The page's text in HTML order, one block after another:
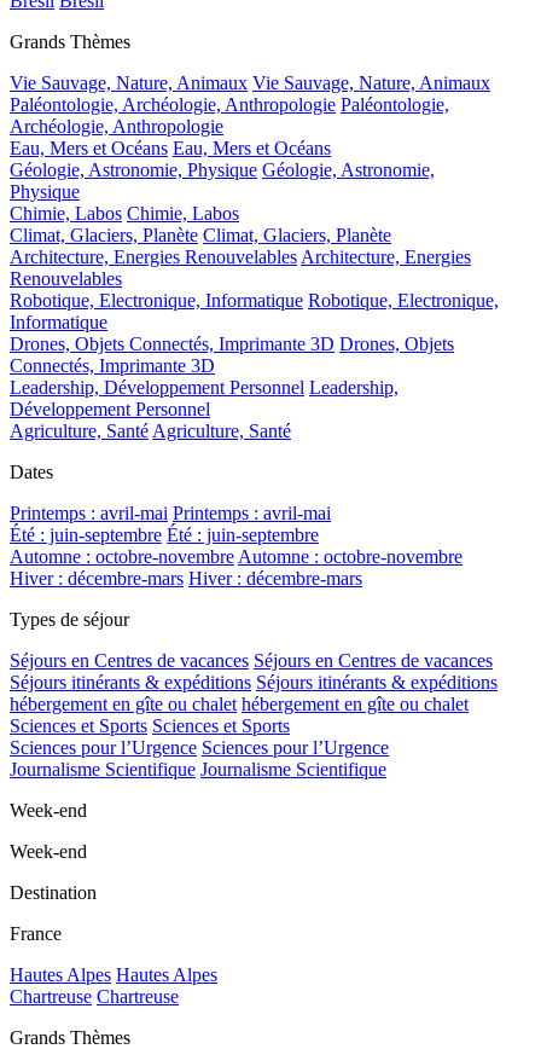
Grands Thèmes
Vie Sauvage, Nature, Animaux Vie Sauvage, Nature, Animaux
Paléontologie, Archéologie, Anthropologie Paléontologie,
Archéologie, Anthropologie
Eau, Mers et Océans Eau, Mers et Océans
Géologie, Astronomie, Physique Géologie, Astronomie,
Physique
Chimie, Labos Chimie, Labos
Climat, Glaciers, Planète Climat, Glaciers, Planète
Architecture, Energies Renouvelables Architecture, Energies
Renouvelables
Robotique, Electronique, Informatique Robotique, Electronique,
Informatique
Drones, Objets Connectés, Imprimante 3D Drones, Objets
Connectés, Imprimante 3D
Leadership, Développement Personnel Leadership,
Développement Personnel
Agriculture, Santé Agriculture, Santé
Dates
Printemps : avril-mai Printemps : avril-mai
Été : juin-septembre Été : juin-septembre
Automne : octobre-novembre Automne : octobre-novembre
Hiver : décembre-mars Hiver : décembre-mars
Types de séjour
Séjours en Centres de vacances Séjours en Centres de vacances
Séjours itinérants & expéditions Séjours itinérants & expéditions
hébergement en gîte ou chalet hébergement en gîte ou chalet
Sciences et Sports Sciences et Sports
Sciences pour l’Urgence Sciences pour l’Urgence
Journalisme Scientifique Journalisme Scientifique
Week-end
Week-end
Destination
France
Hautes Alpes Hautes Alpes
Chartreuse Chartreuse
Grands Thèmes